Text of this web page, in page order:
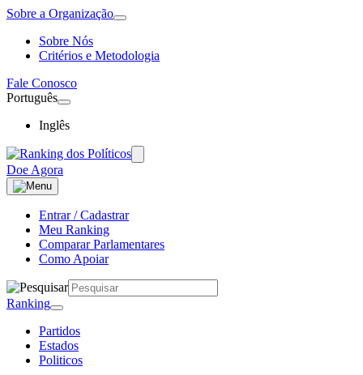
Sobre a Organização
Sobre Nós
Critérios e Metodologia
Fale Conosco
Português
Inglês
Doe Agora
Entrar / Cadastrar
Meu Ranking
Comparar Parlamentares
Como Apoiar
Ranking
Partidos
Estados
Politicos